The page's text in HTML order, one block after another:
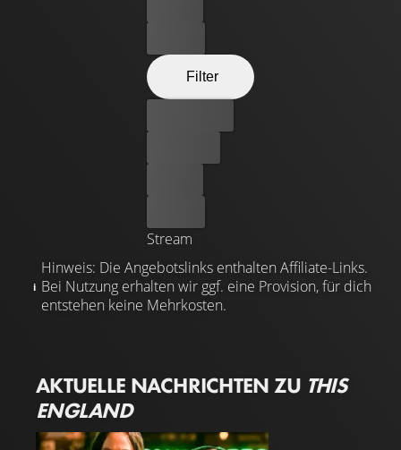
Filter
Stream
Hinweis: Die Angebotslinks enthalten Affiliate-Links.
Bei Nutzung erhalten wir ggf. eine Provision, für dich
entstehen keine Mehrkosten.
AKTUELLE NACHRICHTEN ZU THIS
ENGLAND